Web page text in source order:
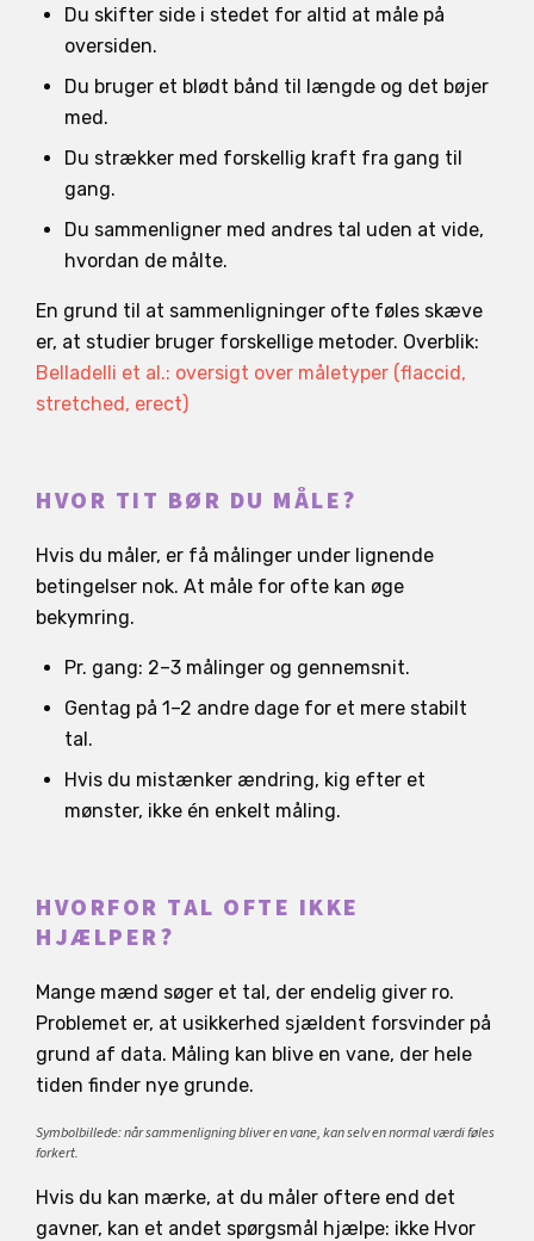
Du skifter side i stedet for altid at måle på
oversiden.
Du bruger et blødt bånd til længde og det bøjer
med.
Du strækker med forskellig kraft fra gang til
gang.
Du sammenligner med andres tal uden at vide,
hvordan de målte.
En grund til at sammenligninger ofte føles skæve
er, at studier bruger forskellige metoder. Overblik:
Belladelli et al.: oversigt over måletyper (flaccid,
stretched, erect)
HVOR TIT BØR DU MÅLE?
Hvis du måler, er få målinger under lignende
betingelser nok. At måle for ofte kan øge
bekymring.
Pr. gang: 2–3 målinger og gennemsnit.
Gentag på 1–2 andre dage for et mere stabilt
tal.
Hvis du mistænker ændring, kig efter et
mønster, ikke én enkelt måling.
HVORFOR TAL OFTE IKKE
HJÆLPER?
Mange mænd søger et tal, der endelig giver ro.
Problemet er, at usikkerhed sjældent forsvinder på
grund af data. Måling kan blive en vane, der hele
tiden finder nye grunde.
Symbolbillede: når sammenligning bliver en vane, kan selv en normal værdi føles
forkert.
Hvis du kan mærke, at du måler oftere end det
gavner, kan et andet spørgsmål hjælpe: ikke Hvor